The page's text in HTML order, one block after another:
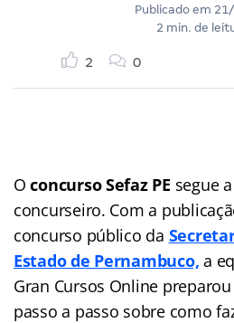
Publicado em
2 min. de
2 0
Oconcurso Sefaz PE segue
concurseiro. Com a
concurso público da
Estado de Pernambuco, a
Gran Cursos Online
passo a passo sobre como